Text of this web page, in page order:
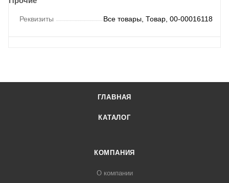
Реквизиты Все товары, Товар, 00-00016118
ГЛАВНАЯ
КАТАЛОГ
КОМПАНИЯ
О компании